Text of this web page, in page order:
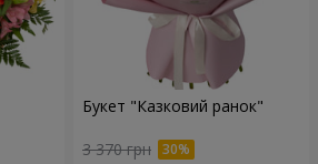
Букет "Казковий ранок"
3 370 грн